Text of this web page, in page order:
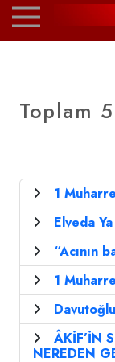
Toplam
1
Elveda
“Acının
1
ÂKİF’İN
NEREDEN